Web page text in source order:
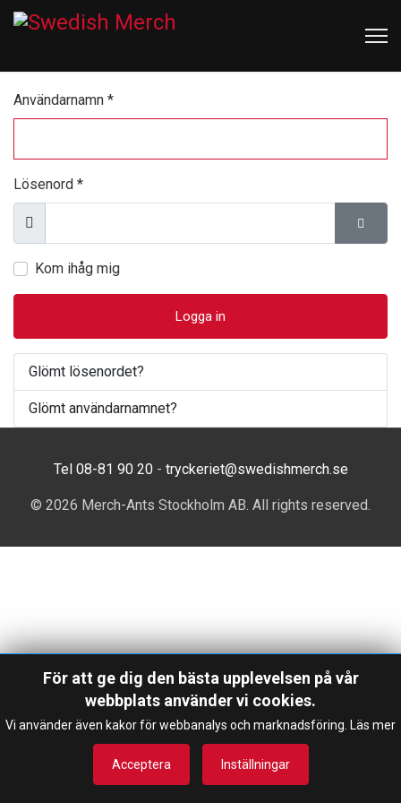
Användarnamn *
Lösenord *
Visa
Visa
Kom ihåg mig
Logga in
Glömt lösenordet?
Glömt användarnamnet?
För att ge dig den bästa upplevelsen på vår
webbplats använder vi cookies.
Vi använder även kakor för webbanalys och marknadsföring. Läs mer
Acceptera Inställningar
Tel 08-81 90 20- tryckeriet@swedishmerch.se
© 2026 Merch-Ants Stockholm AB. All rights reserved.